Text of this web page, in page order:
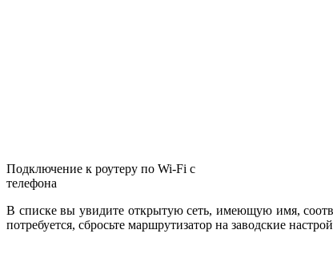
Подключение к роутеру по Wi-Fi с
телефона
В списке вы увидите открытую сеть, имеющую имя,
потребуется, сбросьте маршрутизатор на заводские